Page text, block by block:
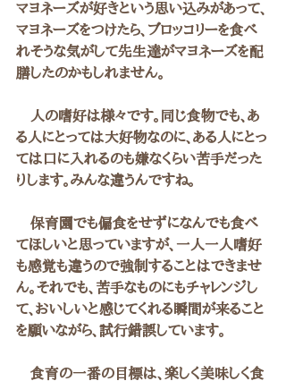
マヨネーズが好きという思い込みがあって、
マヨネーズをつけたら、ブロッコリーを食べ
れそうな気がして先生達がマヨネーズを配
膳したのかもしれません。
人の嗜好は様々です。同じ食物でも、あ
る人にとっては大好物なのに、ある人にとっ
ては口に入れるのも嫌なくらい苦手だった
りします。みんな違うんですね。
保育園でも偏食をせずになんでも食べ
てほしいと思っていますが、一人一人嗜好
も感覚も違うので強制することはできませ
ん。それでも、苦手なものにもチャレンジし
て、おいしいと感じてくれる瞬間が来ること
を願いながら、試行錯誤しています。
食育の一番の目標は、楽しく美味しく食